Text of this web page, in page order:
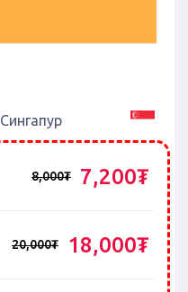
Сингапур
8,000₮ 7,200₮
20,000₮ 18,000₮